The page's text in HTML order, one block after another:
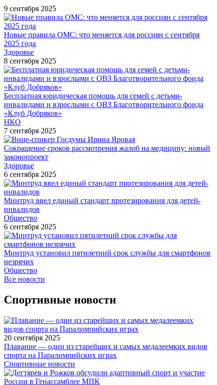
9 сентября 2025
Новые правила ОМС: что меняется для россиян с сентября
2025 года
Здоровье
8 сентября 2025
Бесплатная юридическая помощь для семей с детьми-
инвалидами и взрослыми с ОВЗ Благотворительного фонда
«Клуб Добряков»
НКО
7 сентября 2025
Сокращение сроков рассмотрения жалоб на медицину: новый
законопроект
Здоровье
6 сентября 2025
Минтруд ввел единый стандарт протезирования для детей-
инвалидов
Общество
6 сентября 2025
Минтруд установил пятилетний срок службы для смартфонов
незрячих
Общество
Все новости
Спортивные новости
20 сентября 2025
Плавание — один из старейших и самых медалеемких видов
спорта на Паралимпийских играх
Спортивные новости